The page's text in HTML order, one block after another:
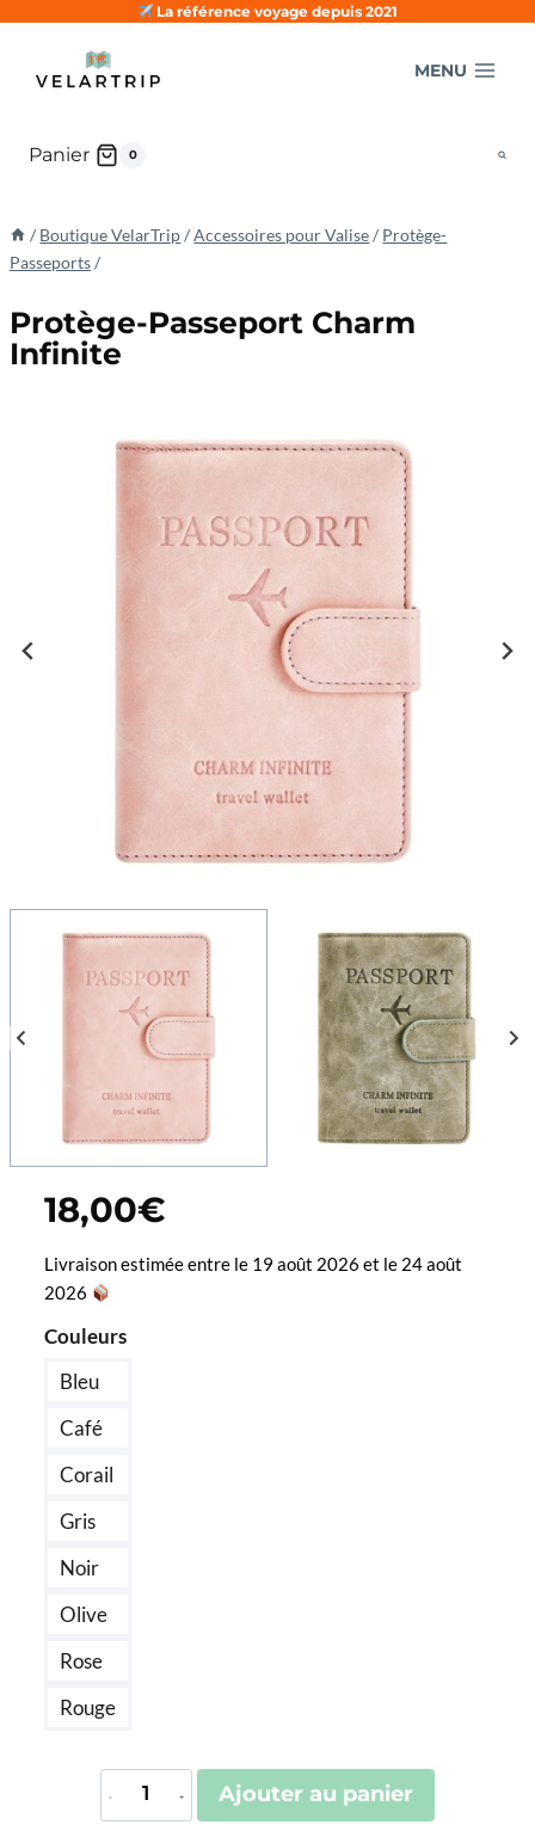
contenu
La référence voyage depuis 2021
MENU
Panier 0
/ Boutique VelarTrip / Accessoires pour Valise / Protège-
Passeports/
Protège-Passeport Charm
Infinite
18,00€
Livraison estimée entre le 19 août 2026 et le 24 août
2026
Couleurs
Bleu
Café
Corail
Gris
Noir
Olive
Rose
Rouge
quantité
de
Ajouter au panier